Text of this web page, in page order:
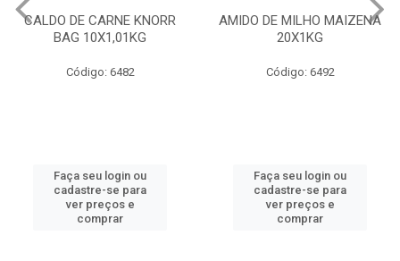
CALDO DE CARNE KNORR
BAG 10X1,01KG
Código: 6482
Faça seu login ou
cadastre-se para
ver preços e
comprar
AMIDO DE MILHO MAIZENA
20X1KG
Código: 6492
Faça seu login ou
cadastre-se para
ver preços e
comprar